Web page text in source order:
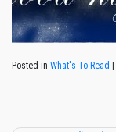
Posted in What's To Read |